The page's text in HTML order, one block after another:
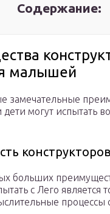
Содержание:
малышей
замечательные
могут испытать
больших
с Лего является
процессы